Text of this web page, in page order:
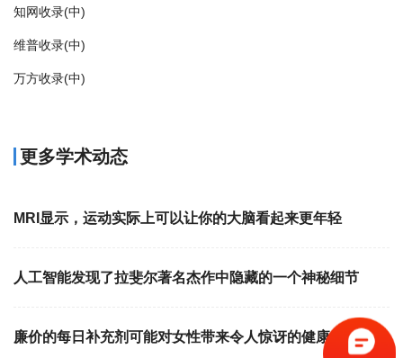
知网收录(中)
维普收录(中)
万方收录(中)
更多学术动态
MRI显示，运动实际上可以让你的大脑看起来更年轻
人工智能发现了拉斐尔著名杰作中隐藏的一个神秘细节
廉价的每日补充剂可能对女性带来令人惊讶的健康益处